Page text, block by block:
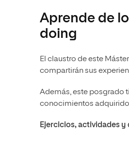
Aprende de
doing
El claustro de este
compartirán sus
Además, este posgrado
conocimientos
Ejercicios, actividades